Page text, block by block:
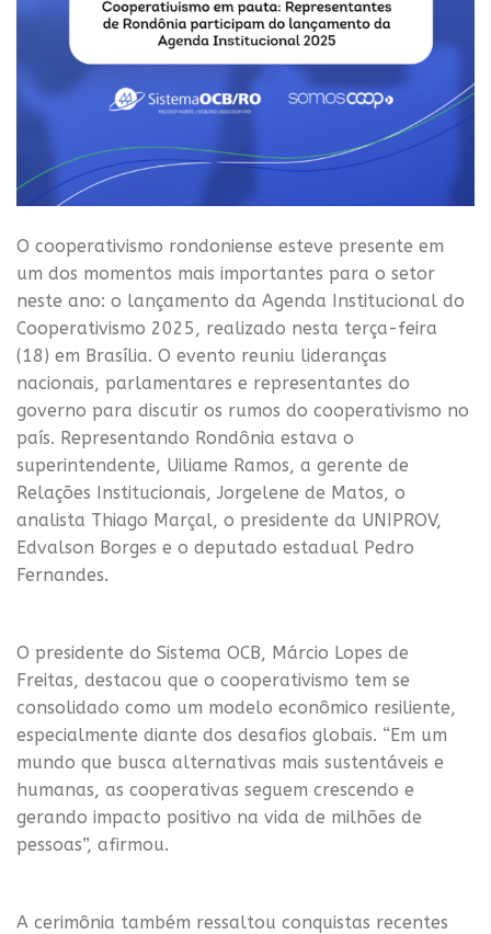
O cooperativismo rondoniense esteve presente em
um dos momentos mais importantes para o setor
neste ano: o lançamento da Agenda Institucional do
Cooperativismo 2025, realizado nesta terça-feira
(18) em Brasília. O evento reuniu lideranças
nacionais, parlamentares e representantes do
governo para discutir os rumos do cooperativismo no
país. Representando Rondônia estava o
superintendente, Uiliame Ramos, a gerente de
Relações Institucionais, Jorgelene de Matos, o
analista Thiago Marçal, o presidente da UNIPROV,
Edvalson Borges e o deputado estadual Pedro
Fernandes.
O presidente do Sistema OCB, Márcio Lopes de
Freitas, destacou que o cooperativismo tem se
consolidado como um modelo econômico resiliente,
especialmente diante dos desafios globais. “Em um
mundo que busca alternativas mais sustentáveis e
humanas, as cooperativas seguem crescendo e
gerando impacto positivo na vida de milhões de
pessoas”, afirmou.
A cerimônia também ressaltou conquistas recentes